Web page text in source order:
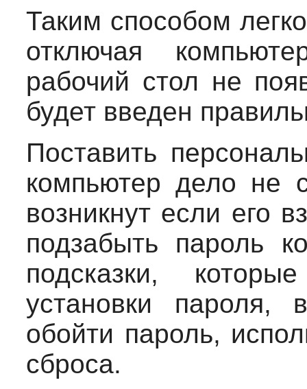
Таким способом
отключая
рабочий стол не
будет введен
Поставить
компьютер дело не
возникнут если его
подзабыть пароль
подсказки,
установки пароля,
обойти пароль,
сброса.